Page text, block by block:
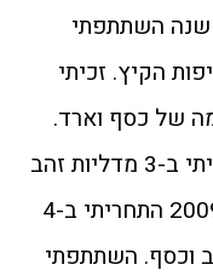
שנה השתתפתי
הקיץ. זכיתי
כמה של כסף וארד.
בתחרות האחרונה בינואר 2026 זכיתי ב-3 מדליות זהב
ובשנים 2025-2024 ב-6. משנת 2009 התחריתי ב-4
וכסף. השתתפתי